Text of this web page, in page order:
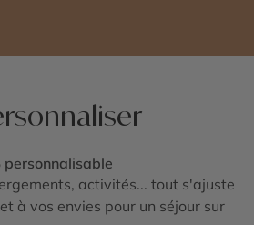
activités... tout s'ajuste
à vos envies pour un séjour sur